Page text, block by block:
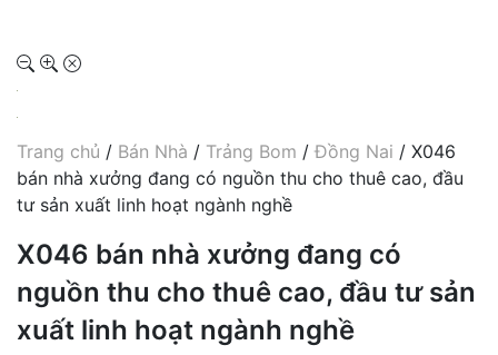
Trang chủ / Bán Nhà / Trảng Bom / Đồng Nai / X046
bán nhà xưởng đang có nguồn thu cho thuê cao, đầu
tư sản xuất linh hoạt ngành nghề
X046 bán nhà xưởng đang có
nguồn thu cho thuê cao, đầu tư sản
xuất linh hoạt ngành nghề